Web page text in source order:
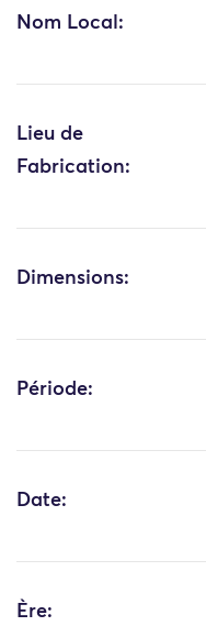
Nom Local:
Lieu de
Fabrication:
Dimensions:
Période:
Date:
Ère: